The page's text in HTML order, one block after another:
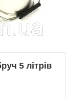
5 літрів